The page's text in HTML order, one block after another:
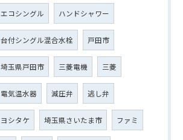
エコシングル ハンドシャワー
台付シングル混合水栓 戸田市
埼玉県戸田市 三菱電機 三菱
電気温水器 減圧弁 逃し弁
ヨシタケ 埼玉県さいたま市 ファミ